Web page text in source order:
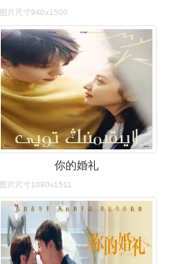
图片尺寸940x1500
你的婚礼
图片尺寸1080x1511